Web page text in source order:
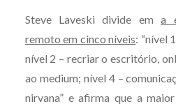
Steve Laveski divide ema
remoto em cinco níveis: “nível
nível 2 – recriar o escritório,
ao medium; nível 4 –
nirvana” e afirma que a